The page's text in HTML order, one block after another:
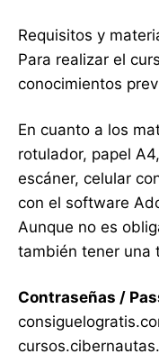
Requisitos y
Para realizar el
conocimientos
En cuanto a los
rotulador, papel
escáner, celular
con el software
Aunque no es
también tener una
Contraseñas /